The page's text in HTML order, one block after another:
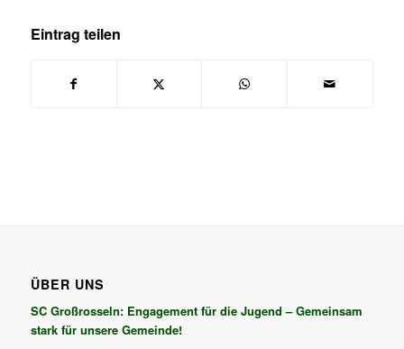
Eintrag teilen
ÜBER UNS
SC Großrosseln: Engagement für die Jugend – Gemeinsam
stark für unsere Gemeinde!